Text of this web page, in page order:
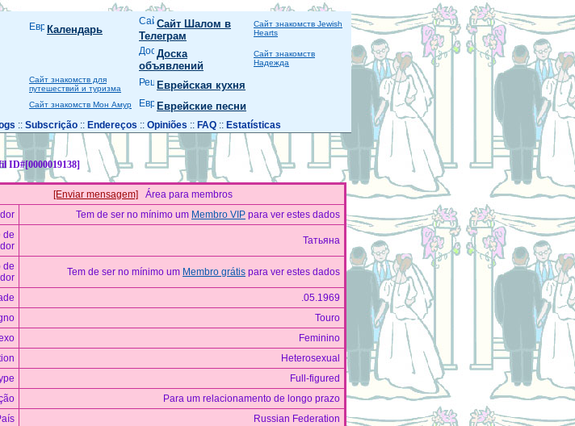
Календарь
Сайт Шалом в
Телеграм
Сайт знакомств Jewish
Hearts
Доска
объявлений
Сайт знакомств
Надежда
Сайт знакомств для
путешествий и туризма
Еврейская кухня
Сайт знакомств Мон Амур Еврейские песни
:: Subscrição :: Endereços :: Opiniões :: FAQ :: Estatísticas
ID#[0000019138]
[Enviar mensagem] Área para membros
Tem de ser no mínimo um Membro VIP para ver estes dados
de
Татьяна
de
Tem de ser no mínimo um Membro grátis para ver estes dados
.05.1969
Touro
Feminino
Heterosexual
Full-figured
Para um relacionamento de longo prazo
Russian Federation